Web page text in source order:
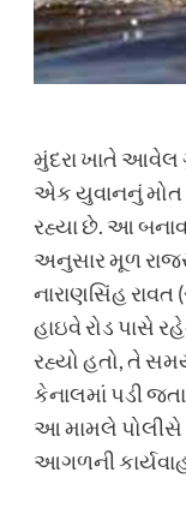
મુંદરા ખાતે આવેલ
એક યુવાનનું મોત
રહ્યા છે. આ
અનુસાર મૂળ
નારાણસિંહ રાવત
હાઇવે રોડ પાસે
રહ્યો હતો, તે
કેનાલમાં પડી
આ મામલે પોલીસે
આગળની